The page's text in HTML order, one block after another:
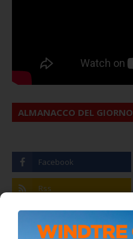
ALMANACCO DEL GIORNO